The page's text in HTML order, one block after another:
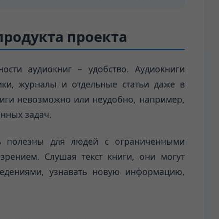
проекта
аудиокниг – удобство. Аудиокниги
журналы и отдельные статьи даже в
невозможно или неудобно, например,
задач.
полезны для людей с ограниченными
Слушая текст книги, они могут
узнавать новую информацию,